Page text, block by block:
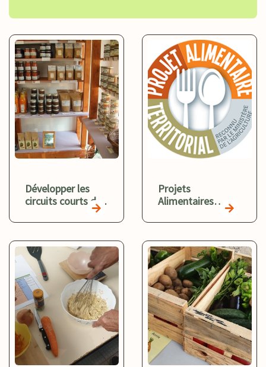
Développer les
circuits courts de
proximité dans le
Gard
Projets
Alimentaires